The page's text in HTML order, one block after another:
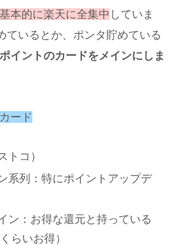
基本的に楽天に全集中 していま
ているとか、ポンタ貯めている
イントのカードをメインにしま
ード
トコ）
系列：特にポイントアップデ
ン：お得な還元と持っている
らいお得）